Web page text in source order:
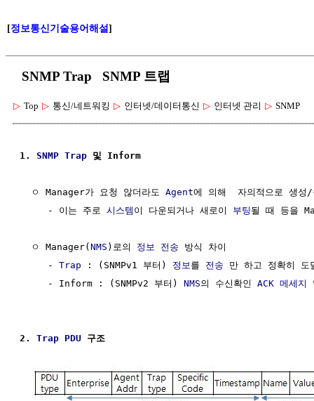
[정보통신기술용어해설]
SNMP Trap SNMP 트랩
▷ Top ▷ 통신/네트워킹 ▷ 인터넷/데이터통신 ▷ 인터넷 관리 ▷ SNMP
1. SNMP Trap 및 Inform
  ㅇ Manager가 요청 않더라도
Agent에 의해  자의적으로 생성
     - 이는 주로
시스템 이 다운되거나 새로이 부팅 될 때 등을
  ㅇ Manager(
NMS )로의 정보 전송 방식 차이
     -
Trap : (SNMPv1 부터) 정보 를 전송 만 하고 정확히 도
     - Inform : (SNMPv2 부터)
NMS의 수신확인 ACK 메세지
2. Trap PDU 구조